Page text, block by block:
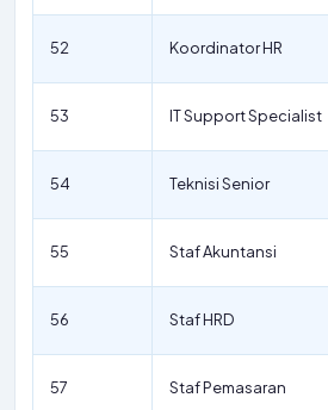
52 Koordinator HR
53 IT Support Specialist
54 Teknisi Senior
55 Staf Akuntansi
56 Staf HRD
57 Staf Pemasaran